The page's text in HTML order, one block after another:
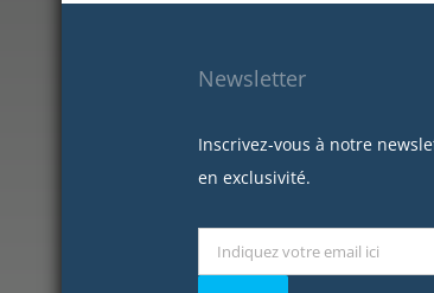
Newsletter
Inscrivez-vous à notre
en exclusivité.